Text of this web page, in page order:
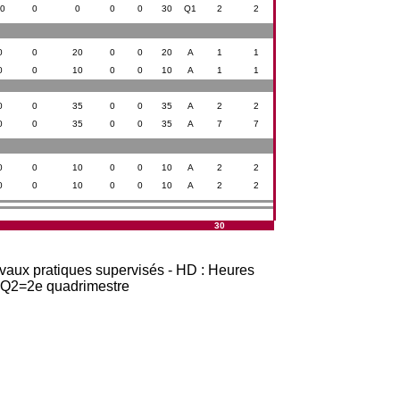
0 0 0 0 30 Q1 2 2
0 20 0 0 20 A 1
1
0 10 0 0 10 A 1 1
0 35 0 0 35 A 2
2
0 35 0 0 35 A 7 7
0 10 0 0 10 A 2
2
0 10 0 0 10 A 2 2
30
pratiques supervisés - HD : Heures
quadrimestre